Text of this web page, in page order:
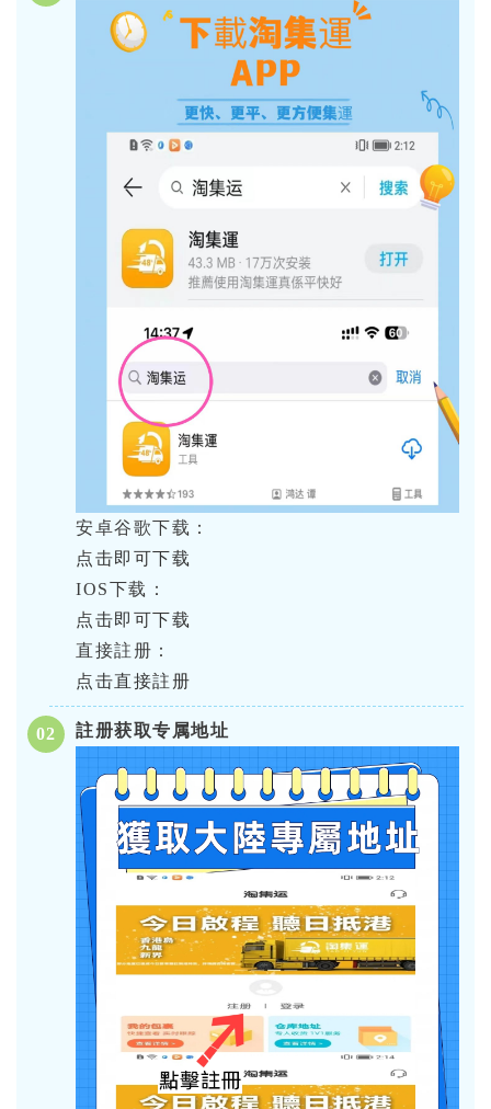
安卓谷歌下载：
点击即可下载
IOS下载：
点击即可下载
直接註册：
点击直接註册
02 註册获取专属地址